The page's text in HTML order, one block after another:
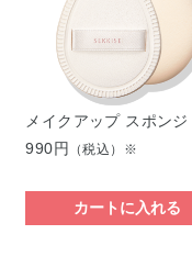
メイクアップ スポンジ
990円
（税込）※
カートに入れる